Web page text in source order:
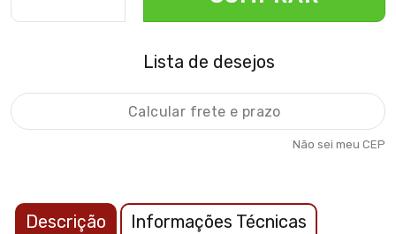
Lista de desejos
Não sei meu CEP
Descrição Informações Técnicas